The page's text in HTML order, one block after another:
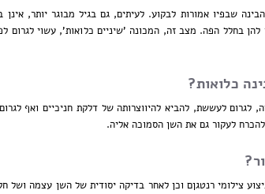
שבפיו אמורות לבקוע. לעיתים, גם בגיל מבוגר יותר, אינן
בחלל הפה. מצב זה, המכונה 'שיניים כלואות', עשוי לגרום
כלואות?
לגרום לעששת, להביא להיווצרותה של דלקת חניכיים ואף
לעקור גם את השן הסמוכה אליה.
צילומי רנטגןם וכן לאחר בדיקה יסודית של השן עצמה ושל